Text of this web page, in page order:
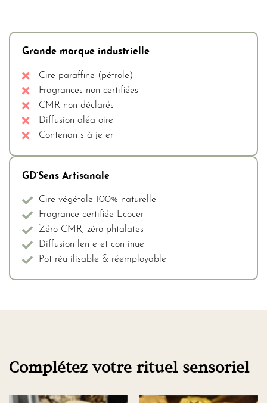
Grande marque industrielle
Cire paraffine (pétrole)
Fragrances non certifiées
CMR non déclarés
Diffusion aléatoire
Contenants à jeter
GD’Sens Artisanale
Cire végétale 100% naturelle
Fragrance certifiée Ecocert
Zéro CMR, zéro phtalates
Diffusion lente et continue
Pot réutilisable & réemployable
Complétez votre rituel sensoriel